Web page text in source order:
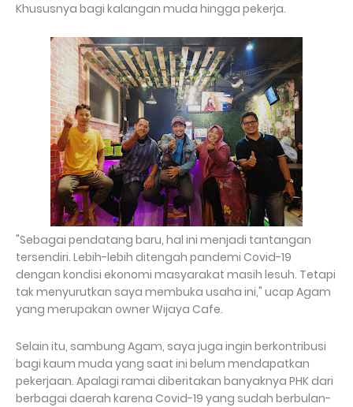
Khususnya bagi kalangan muda hingga pekerja.
"Sebagai pendatang baru, hal ini menjadi tantangan
tersendiri. Lebih-lebih ditengah pandemi Covid-19
dengan kondisi ekonomi masyarakat masih lesuh. Tetapi
tak menyurutkan saya membuka usaha ini," ucap Agam
yang merupakan owner Wijaya Cafe.
Selain itu, sambung Agam, saya juga ingin berkontribusi
bagi kaum muda yang saat ini belum mendapatkan
pekerjaan. Apalagi ramai diberitakan banyaknya PHK dari
berbagai daerah karena Covid-19 yang sudah berbulan-